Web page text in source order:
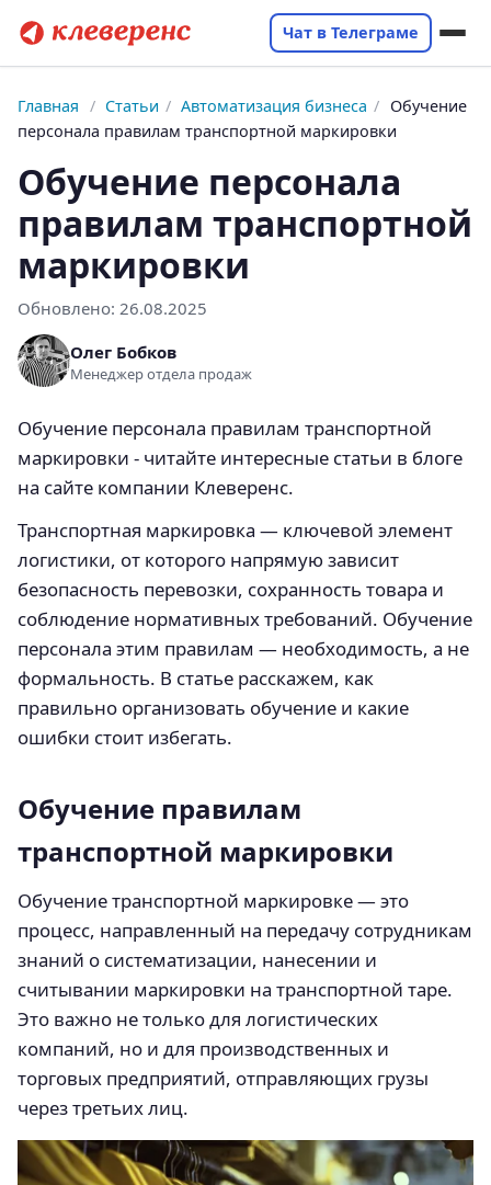
Чат в Телеграме
Главная / Статьи / Автоматизация бизнеса / Обучение
персонала правилам транспортной маркировки
Обучение персонала
правилам транспортной
маркировки
Обновлено: 26.08.2025
Олег Бобков
Менеджер отдела продаж
Обучение персонала правилам транспортной
маркировки - читайте интересные статьи в блоге
на сайте компании Клеверенс.
Транспортная маркировка — ключевой элемент
логистики, от которого напрямую зависит
безопасность перевозки, сохранность товара и
соблюдение нормативных требований. Обучение
персонала этим правилам — необходимость, а не
формальность. В статье расскажем, как
правильно организовать обучение и какие
ошибки стоит избегать.
Обучение правилам
транспортной маркировки
Обучение транспортной маркировке — это
процесс, направленный на передачу сотрудникам
знаний о систематизации, нанесении и
считывании маркировки на транспортной таре.
Это важно не только для логистических
компаний, но и для производственных и
торговых предприятий, отправляющих грузы
через третьих лиц.